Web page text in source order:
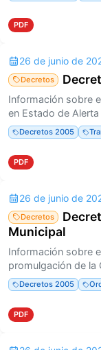
PDF
26 de junio de
Decretos
Información sobre
en Estado de
Decretos 2005
PDF
26 de junio de
Decretos
Municipal
Información sobre
promulgación de la
Decretos 2005
PDF